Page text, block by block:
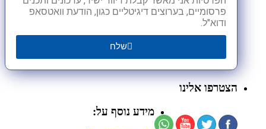
פרסומיים, בערוצים דיגיטליים כגון, הודעת וואטסאפ
ודוא"ל.
שלח
הצטרפו אלינו
מידע נוסף על: